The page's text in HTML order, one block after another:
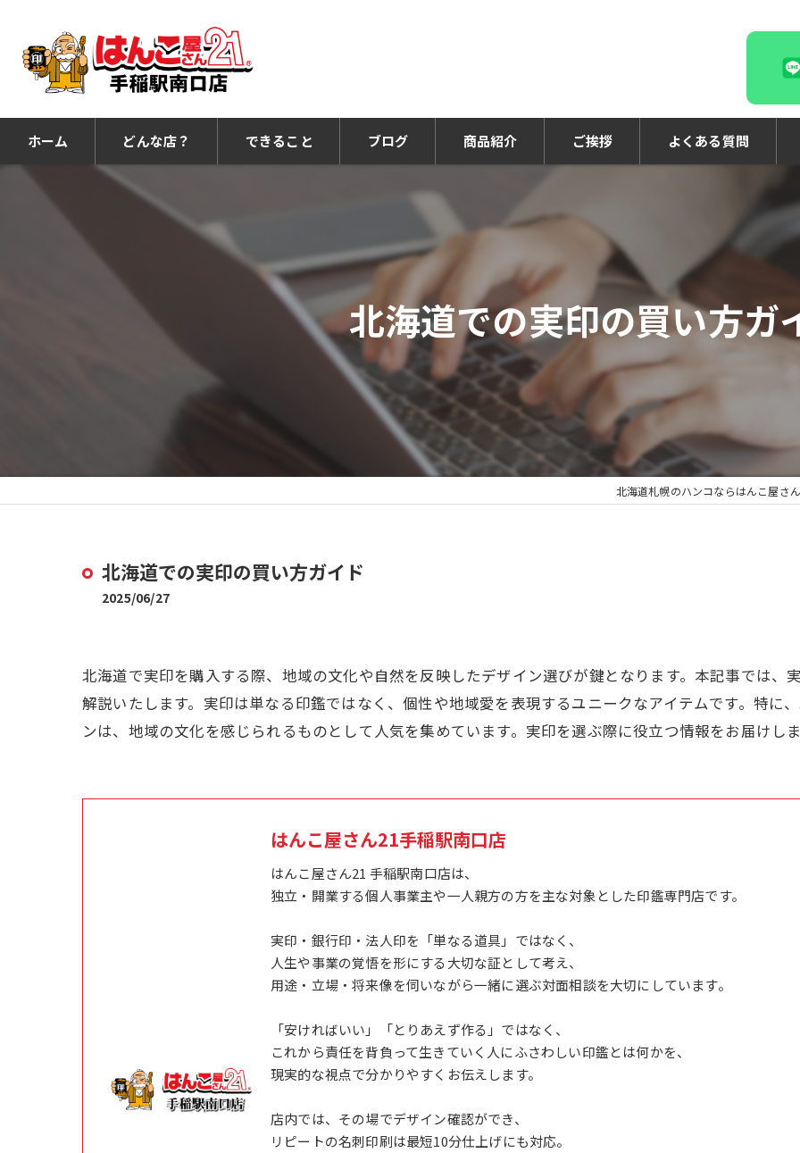
ホーム どんな店？ できること ブログ 商品紹介 ご挨拶 よくある質問
北海道での実印の買い方ガ
北海道札幌のハンコならはんこ屋さ
北海道での実印の買い方ガイド
2025/06/27
北海道で実印を購入する際、地域の文化や自然を反映したデザイン選びが鍵となります。本記事では、
解説いたします。実印は単なる印鑑ではなく、個性や地域愛を表現するユニークなアイテムです。特に
ンは、地域の文化を感じられるものとして人気を集めています。実印を選ぶ際に役立つ情報をお届けしま
はんこ屋さん21手稲駅南口店
はんこ屋さん21 手稲駅南口店は、
独立・開業する個人事業主や一人親方の方を主な対象とした印鑑専門店です。
実印・銀行印・法人印を「単なる道具」ではなく、
人生や事業の覚悟を形にする大切な証として考え、
用途・立場・将来像を伺いながら一緒に選ぶ対面相談を大切にしています。
「安ければいい」「とりあえず作る」ではなく、
これから責任を背負って生きていく人にふさわしい印鑑とは何かを、
現実的な視点で分かりやすくお伝えします。
店内では、その場でデザイン確認ができ、
リピートの名刺印刷は最短10分仕上げにも対応。